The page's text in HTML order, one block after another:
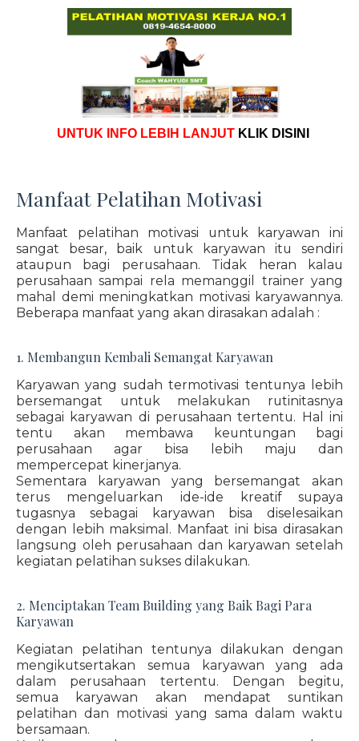
UNTUK INFO LEBIH LANJUT KLIK DISINI
Manfaat Pelatihan Motivasi
Manfaat pelatihan motivasi untuk karyawan ini
sangat besar, baik untuk karyawan itu sendiri
ataupun bagi perusahaan. Tidak heran kalau
perusahaan sampai rela memanggil trainer yang
mahal demi meningkatkan motivasi karyawannya.
Beberapa manfaat yang akan dirasakan adalah :
1. Membangun Kembali Semangat Karyawan
Karyawan yang sudah termotivasi tentunya lebih
bersemangat untuk melakukan rutinitasnya
sebagai karyawan di perusahaan tertentu. Hal ini
tentu akan membawa keuntungan bagi
perusahaan agar bisa lebih maju dan
mempercepat kinerjanya.
Sementara karyawan yang bersemangat akan
terus mengeluarkan ide-ide kreatif supaya
tugasnya sebagai karyawan bisa diselesaikan
dengan lebih maksimal. Manfaat ini bisa dirasakan
langsung oleh perusahaan dan karyawan setelah
kegiatan pelatihan sukses dilakukan.
2. Menciptakan Team Building yang Baik Bagi Para
Karyawan
Kegiatan pelatihan tentunya dilakukan dengan
mengikutsertakan semua karyawan yang ada
dalam perusahaan tertentu. Dengan begitu,
semua karyawan akan mendapat suntikan
pelatihan dan motivasi yang sama dalam waktu
bersamaan.